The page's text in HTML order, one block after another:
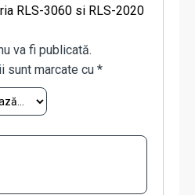
RLS-3060 si RLS-2020
va fi publicată.
sunt marcate cu *